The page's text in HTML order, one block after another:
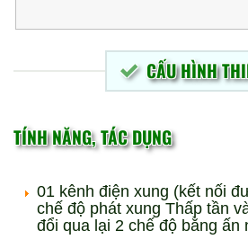
CẤU HÌNH
TÍNH NĂNG, TÁC DỤNG
01 kênh điện xung (kết nối
chế độ phát xung Thấp tần
đổi qua lại 2 chế độ bằng ấn